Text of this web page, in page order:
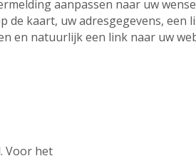
aanpassen naar uw
kaart, uw adresgegevens, een
en natuurlijk een link naar uw
Voor het